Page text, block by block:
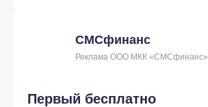
СМСфинанс
Реклама ООО МКК «СМСфинанс»
Первый бесплатно